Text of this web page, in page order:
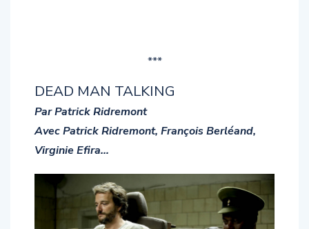
***
DEAD MAN TALKING
Par Patrick Ridremont
Avec Patrick Ridremont, François Berléand,
Virginie Efira…